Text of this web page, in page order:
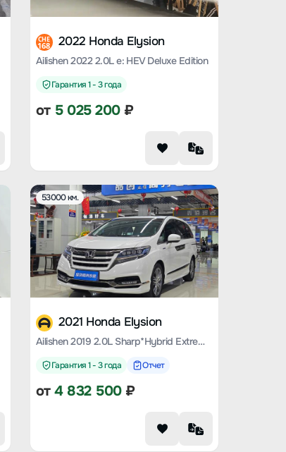
CHE
168 2022 Honda Elysion
Ailishen 2022 2.0L e: HEV Deluxe Edition
Гарантия 1 - 3 года
от 5 025 200₽
53000 км.
2021 Honda Elysion
Ailishen 2019 2.0L Sharp*Hybrid Extreme Edition
Гарантия 1 - 3 года Отчет
от4 832 500₽